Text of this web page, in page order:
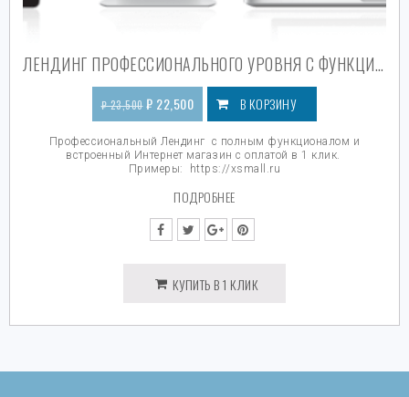
ЛЕНДИНГ ПРОФЕССИОНАЛЬНОГО УРОВНЯ С ФУНКЦИОНАЛОМ МАГАЗИНА
₽23,500 ₽ 22,500 В КОРЗИНУ
Профессиональный Лендинг с полным функционалом и
встроенный Интернет магазин с оплатой в 1 клик.
Примеры: https://xsmall.ru
ПОДРОБНЕЕ
КУПИТЬ В 1 КЛИК